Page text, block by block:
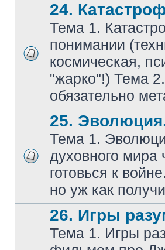
24.
Тема 1.
понимании
космическая,
"жарко"!) Тема
обязательно
25.
Тема 1.
духовного
готовься к
но уж как
26. Игры
Тема 1. Игры